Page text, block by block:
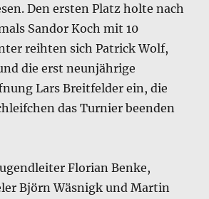
Den ersten Platz holte nach
Sandor Koch mit 10
reihten sich Patrick Wolf,
die erst neunjährige
Lars Breitfelder ein, die
das Turnier beenden
Florian Benke,
Björn Wäsnigk und Martin